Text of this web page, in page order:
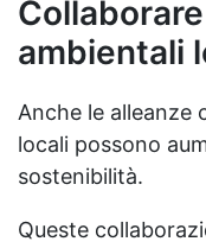
ambientali
Anche le alleanze
locali possono
sostenibilità.
Queste